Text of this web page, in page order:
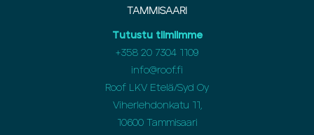
TAMMISAARI
Tutustu tiimiimme
+358 20 7304 1109
info@roof.fi
Roof LKV Etelä/Syd Oy
Viherlehdonkatu 11,
10600 Tammisaari